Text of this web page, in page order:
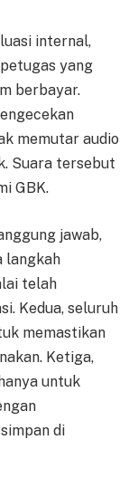
internal,
yang
berbayar.
memutar audio
Suara tersebut
GBK.
jawab,
langkah
telah
Kedua, seluruh
memastikan
Ketiga,
untuk
di